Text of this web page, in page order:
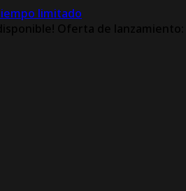
limitado
Oferta de